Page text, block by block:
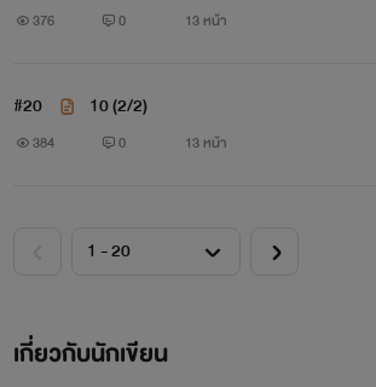
376 0 13 หน้า
#20 10 (2/2)
384 0 13 หน้า
เกี่ยวกับนักเขียน